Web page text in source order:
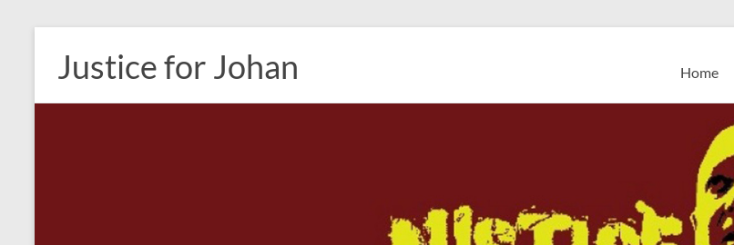
Justice for Johan Home